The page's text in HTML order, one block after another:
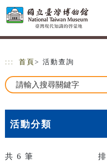
跳到主要內容
網站導覽
::: 首頁 > 活動查詢
活動分類
共 6 筆